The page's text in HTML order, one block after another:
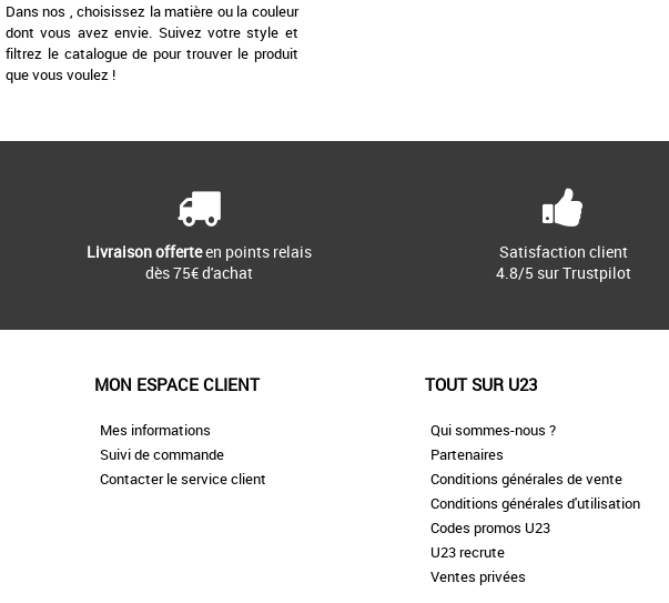
Dans nos , choisissez la matière ou la couleur
dont vous avez envie. Suivez votre style et
filtrez le catalogue de pour trouver le produit
que vous voulez !
Livraison offerteen points relais
dès 75€ d'achat
Satisfaction client
4.8/5 sur Trustpilot
MON ESPACE CLIENT
Mes informations
Suivi de commande
Contacter le service client
TOUT SUR U23
Qui sommes-nous ?
Partenaires
Conditions générales de vente
Conditions générales d'utilisation
Codes promos U23
U23 recrute
Ventes privées